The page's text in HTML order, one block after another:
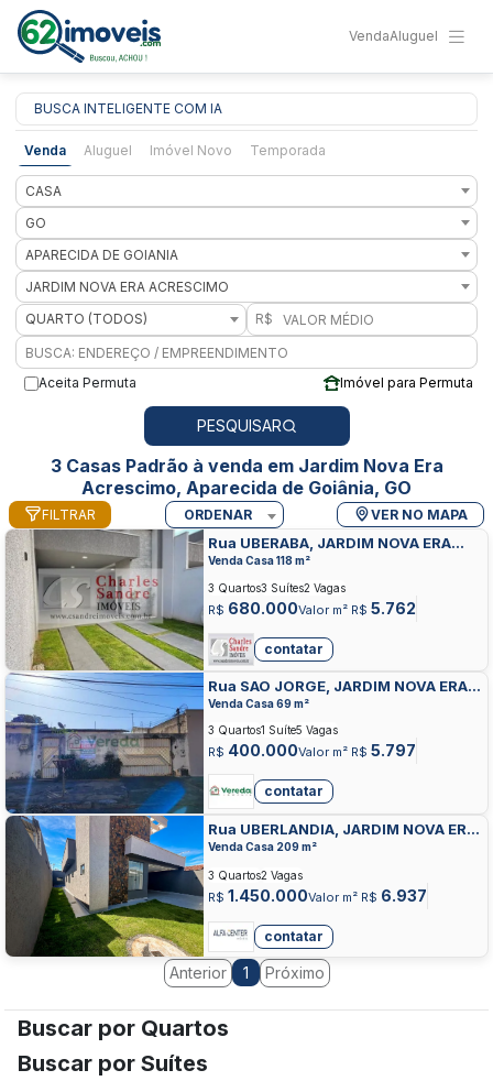
VendaAluguel
BUSCA INTELIGENTE COM IA
Venda Aluguel Imóvel Novo Temporada
CASA
GO
APARECIDA DE GOIANIA
JARDIM NOVA ERA ACRESCIMO
QUARTO (TODOS)
R$
Aceita Permuta Imóvel para Permuta
PESQUISAR
3 Casas Padrão à venda em Jardim Nova Era
Acrescimo, Aparecida de Goiânia, GO
FILTRAR ORDENAR VER NO MAPA
Rua UBERABA, JARDIM NOVA ERA
ACRESCIMO, APARECIDA DE GOIANIA
Venda Casa 118 m²
R$ 680.000Valor m² R$ 5.762
3 Quartos3 Suítes2 Vagas
contatar
Rua SAO JORGE, JARDIM NOVA ERA
ACRESCIMO, APARECIDA DE GOIANIA
Venda Casa 69 m²
R$ 400.000Valor m² R$ 5.797
3 Quartos1 Suíte5 Vagas
contatar
Rua UBERLANDIA, JARDIM NOVA ERA
ACRESCIMO, APARECIDA DE GOIANIA
Venda Casa 209 m²
R$ 1.450.000Valor m² R$ 6.937
3 Quartos2 Vagas
contatar
Anterior 1 Próximo
Buscar por Quartos
Buscar por Suítes